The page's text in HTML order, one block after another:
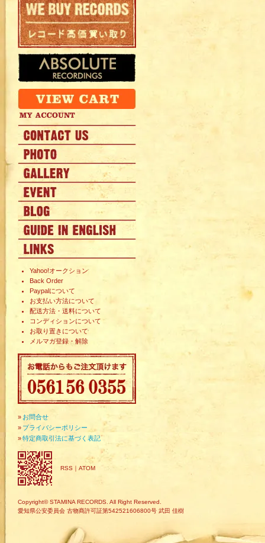
Yahoo!オークション
Back Order
Paypalについて
お支払い方法について
配送方法・送料について
コンディションについて
お取り置きについて
メルマガ登録・解除
» お問合せ
» プライバシーポリシー
»特定商取引法に基づく表記
RSS ｜ ATOM
Copyright© STAMINA RECORDS. All Right Reserved.
愛知県公安委員会 古物商許可証第542521606800号 武田 佳樹